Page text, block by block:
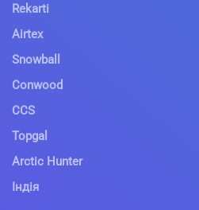
Rekarti
Airtex
Snowball
Conwood
CCS
Topgal
Arctic Hunter
Індія